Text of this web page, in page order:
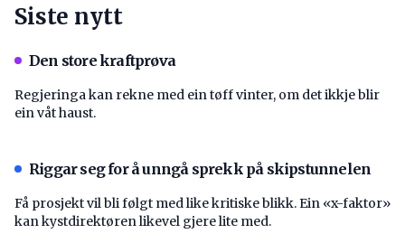
Siste nytt
Den store kraftprøva
Regjeringa kan rekne med ein tøff vinter, om det ikkje blir
ein våt haust.
Riggar seg for å unngå sprekk på skipstunnelen
Få prosjekt vil bli følgt med like kritiske blikk. Ein «x-faktor»
kan kystdirektøren likevel gjere lite med.